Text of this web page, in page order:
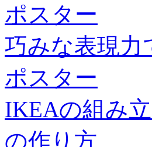
ポスター
巧みな表現力
ポスター
IKEAの組み
の作り方